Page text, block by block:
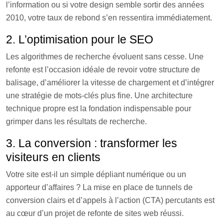
l’information ou si votre design semble sortir des années
2010, votre taux de rebond s’en ressentira immédiatement.
2. L’optimisation pour le SEO
Les algorithmes de recherche évoluent sans cesse. Une
refonte est l’occasion idéale de revoir votre structure de
balisage, d’améliorer la vitesse de chargement et d’intégrer
une stratégie de mots-clés plus fine. Une architecture
technique propre est la fondation indispensable pour
grimper dans les résultats de recherche.
3. La conversion : transformer les
visiteurs en clients
Votre site est-il un simple dépliant numérique ou un
apporteur d’affaires ? La mise en place de tunnels de
conversion clairs et d’appels à l’action (CTA) percutants est
au cœur d’un projet de refonte de sites web réussi.